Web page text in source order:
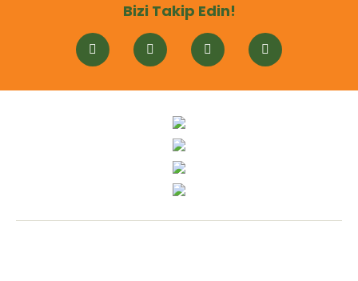
Bizi Takip Edin!